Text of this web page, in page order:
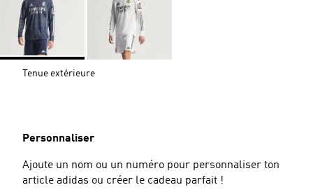
Tenue extérieure
Personnaliser
Ajoute un nom ou un numéro pour personnaliser ton
article adidas ou créer le cadeau parfait !